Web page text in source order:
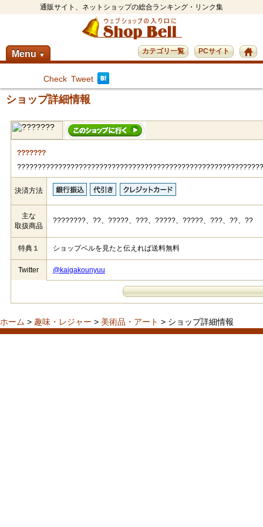
通販サイト、ネットショップの総合ランキング・リンク集
Menu ▼ PCサイト
カテゴリ一覧
Check Tweet
ショップ詳細情報
???????
決済方法
主な
取扱商品
????????、??、?????、???、?????、?????、???、??、??
特典１ ショップベルを見たと伝えれば送料無料
Twitter @kaigakounyuu
ホーム > 趣味・レジャー > 美術品・アート > ショップ詳細情報